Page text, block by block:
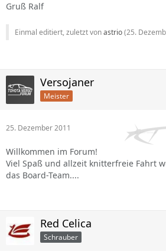
Gruß Ralf
Einmal editiert, zuletzt vonastrio(25.
Versojaner
Meister
25. Dezember 2011
Willkommen im Forum!
Viel Spaß und allzeit knitterfreie Fahrt
das Board-Team....
Red Celica
Schrauber